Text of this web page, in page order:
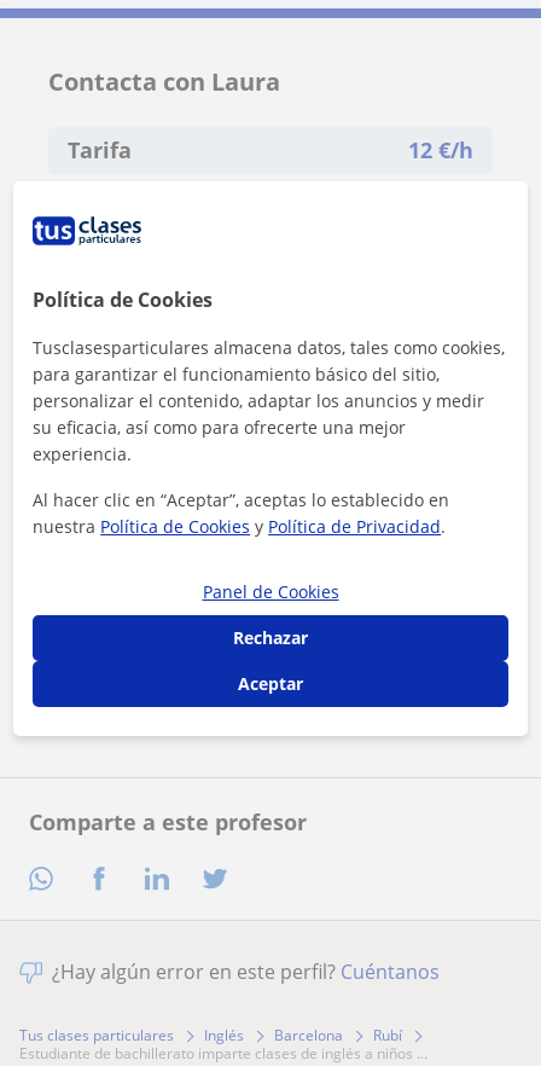
Comparte a este profesor
Contacta con Laura
Tarifa 12 €/h
Contactar ahora
¿Hay algún error en este perfil? Cuéntanos
Tus clases particulares Inglés Barcelona
Rubí
estudiante de bachillerato imparte clases de inglés a niños ...
Política de Cookies
Tusclasesparticulares almacena datos, tales como cookies,
para garantizar el funcionamiento básico del sitio,
personalizar el contenido, adaptar los anuncios y medir
su eficacia, así como para ofrecerte una mejor
experiencia.
Al hacer clic en “Aceptar”, aceptas lo establecido en
nuestra Política de Cookies y Política de Privacidad.
Panel de Cookies
Rechazar
Aceptar